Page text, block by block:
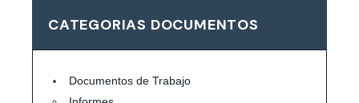
CATEGORIAS DOCUMENTOS
Documentos de Trabajo